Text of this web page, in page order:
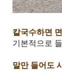
칼국수하면
기본적으로
말만 들어도